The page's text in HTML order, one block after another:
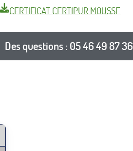
CERTIFICAT CERTIPUR MOUSSE
Des questions : 05 46 49 87 36